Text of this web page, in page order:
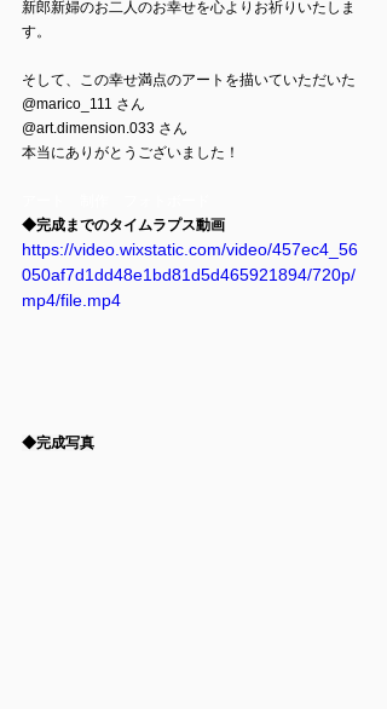
新郎新婦のお二人のお幸せを心よりお祈りいたしま
す。
そして、この幸せ満点のアートを描いていただいた
@marico_111 さん
@art.dimension.033 さん
本当にありがとうございました！
◆完成までのタイムラプス動画
https://video.wixstatic.com/video/457ec4_56
050af7d1dd48e1bd81d5d465921894/720p/
mp4/file.mp4
◆完成写真